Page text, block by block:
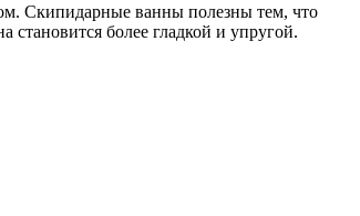
Скипидарные ванны полезны тем, что
более гладкой и упругой.